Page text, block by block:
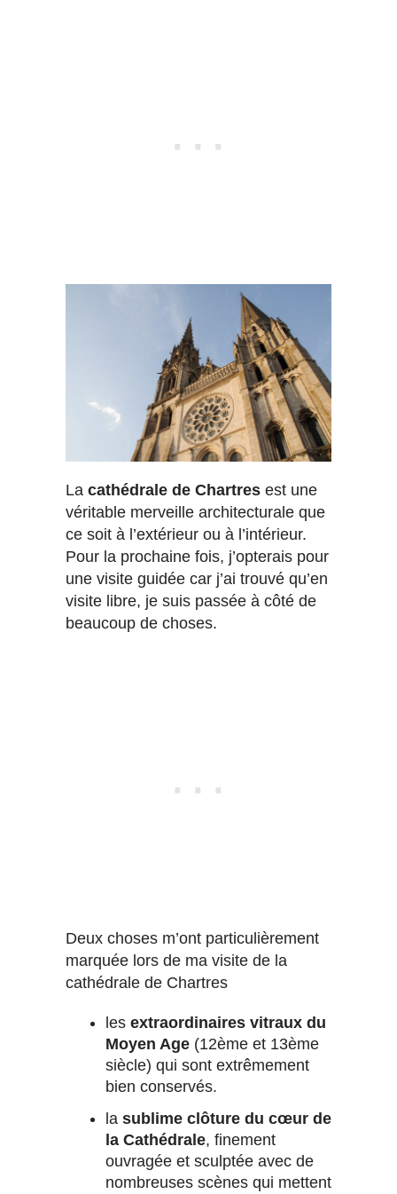
La cathédrale de Chartres est une
véritable merveille architecturale que
ce soit à l’extérieur ou à l’intérieur.
Pour la prochaine fois, j’opterais pour
une visite guidée car j’ai trouvé qu’en
visite libre, je suis passée à côté de
beaucoup de choses.
Deux choses m’ont particulièrement
marquée lors de ma visite de la
cathédrale de Chartres
les extraordinaires vitraux du
Moyen Age (12ème et 13ème
siècle) qui sont extrêmement
bien conservés.
la sublime clôture du cœur de
la Cathédrale, finement
ouvragée et sculptée avec de
nombreuses scènes qui mettent